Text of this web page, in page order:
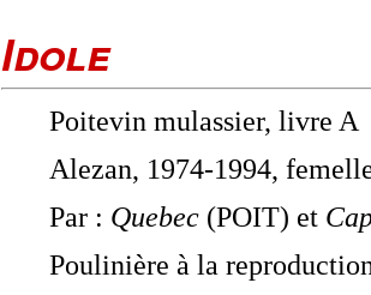
Idole
Poitevin mulassier, livre A
Alezan, 1974-1994,
Par : Quebec (POIT) et
Poulinière à la